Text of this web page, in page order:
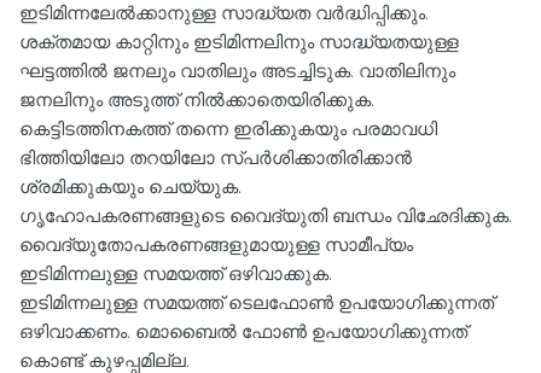
ഇടിമിന്നലേൽക്കാനുള്ള സാദ്ധ്യത വർദ്ധിപ്പിക്കും.
ശക്തമായ കാറ്റിനും ഇടിമിന്നലിനും സാദ്ധ്യതയുള്ള
ഘട്ടത്തിൽ ജനലും വാതിലും അടച്ചിടുക. വാതിലിനും
ജനലിനും അടുത്ത് നിൽക്കാതെയിരിക്കുക.
കെട്ടിടത്തിനകത്ത് തന്നെ ഇരിക്കുകയും പരമാവധി
ഭിത്തിയിലോ തറയിലോ സ്പർശിക്കാതിരിക്കാൻ
ശ്രമിക്കുകയും ചെയ്യുക.
ഗൃഹോപകരണങ്ങളുടെ വൈദ്യുതി ബന്ധം വിഛേദിക്കുക.
വൈദ്യുതോപകരണങ്ങളുമായുള്ള സാമീപ്യം
ഇടിമിന്നലുള്ള സമയത്ത് ഒഴിവാക്കുക.
ഇടിമിന്നലുള്ള സമയത്ത് ടെലഫോൺ ഉപയോഗിക്കുന്നത്
ഒഴിവാക്കണം. മൊബൈൽ ഫോൺ ഉപയോഗിക്കുന്നത്
കൊണ്ട് കുഴപ്പമില്ല.